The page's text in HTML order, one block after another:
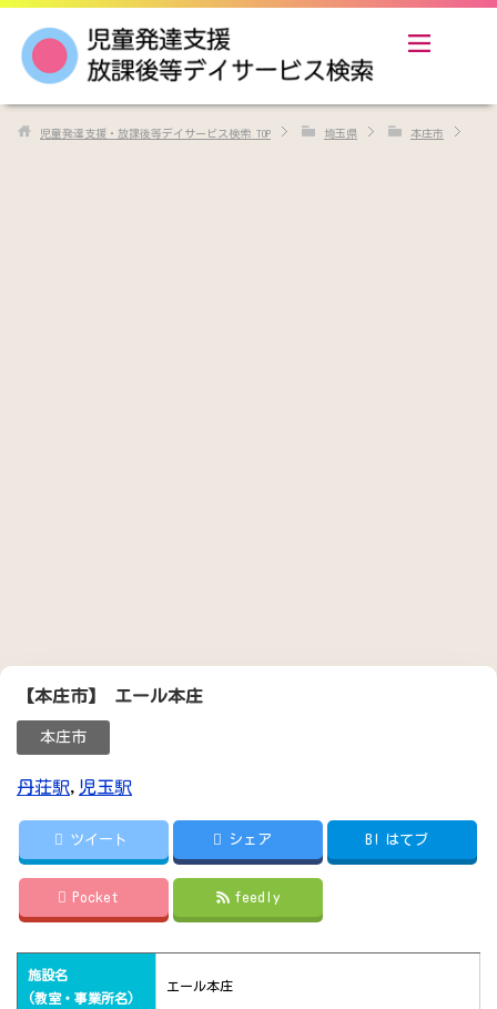
児童発達支援・放課後等デイサービス検索 TOP 埼玉県 本庄市
【本庄市】 エール本庄
本庄市
丹荘駅, 児玉駅
ツイート シェア B! はてブ
Pocket feedly
施設名
(教室・事業所名)
エール本庄